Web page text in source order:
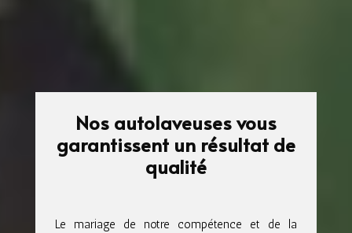
Nos autolaveuses vous
garantissent un résultat de
qualité
Le mariage de notre compétence et de la